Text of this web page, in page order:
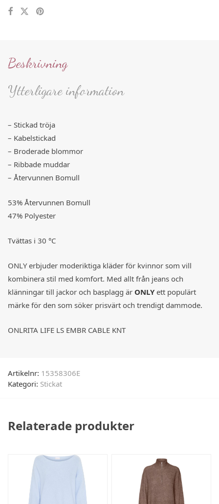
Beskrivning
Ytterligare information
– Stickad tröja
– Kabelstickad
– Broderade blommor
– Ribbade muddar
– Återvunnen Bomull
53% Återvunnen Bomull
47% Polyester
Tvättas i 30 °C
ONLY erbjuder moderiktiga kläder för kvinnor som vill
kombinera stil med komfort. Med allt från jeans och
klänningar till jackor och basplagg är ONLY ett populärt
märke för den som söker prisvärt och trendigt dammode.
ONLRITA LIFE LS EMBR CABLE KNT
Artikelnr: 15358306E
Kategori: Stickat
Relaterade produkter